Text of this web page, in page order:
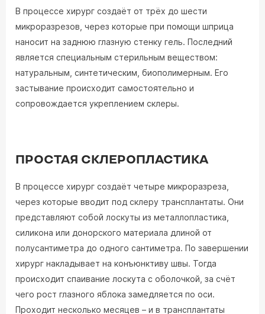
В процессе хирург создаёт от трёх до шести
микроразрезов, через которые при помощи шприца
наносит на заднюю глазную стенку гель. Последний
является специальным стерильным веществом:
натуральным, синтетическим, биополимерным. Его
застывание происходит самостоятельно и
сопровождается укреплением склеры.
ПРОСТАЯ СКЛЕРОПЛАСТИКА
В процессе хирург создаёт четыре микроразреза,
через которые вводит под склеру трансплантаты. Они
представляют собой лоскуты из металлопластика,
силикона или донорского материала длиной от
полусантиметра до одного сантиметра. По завершении
хирург накладывает на конъюнктиву швы. Тогда
происходит спаивание лоскута с оболочкой, за счёт
чего рост глазного яблока замедляется по оси.
Проходит несколько месяцев – и в трансплантаты